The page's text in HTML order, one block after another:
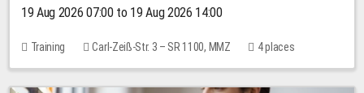
19 Aug 2026 07:00 to 19 Aug 2026 14:00
Training Carl-Zeiß-Str. 3 – SR 1100, MMZ 4 places